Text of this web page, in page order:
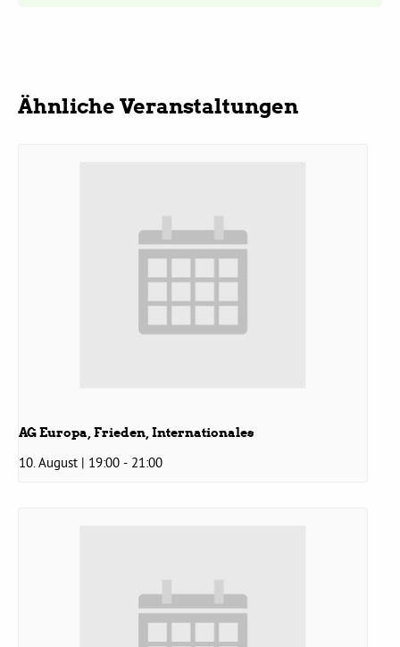
Ratsmitglieder 2025 – 2030
Fraktionsgeschäftsstelle
Arbeitsgruppen
Ähnliche Veranstaltungen
AG Europa, Frieden, Internationales
10. August | 19:00 - 21:00